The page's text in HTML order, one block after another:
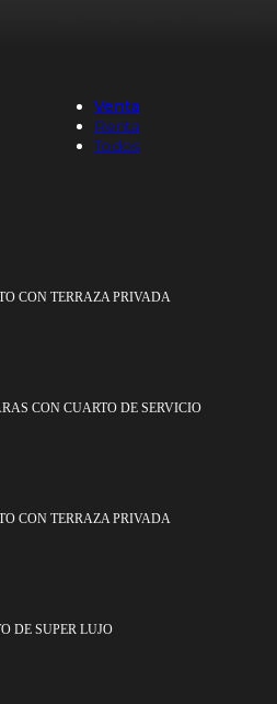
Venta
Renta
Todos
CON TERRAZA PRIVADA
CON CUARTO DE SERVICIO
CON TERRAZA PRIVADA
DE SUPER LUJO